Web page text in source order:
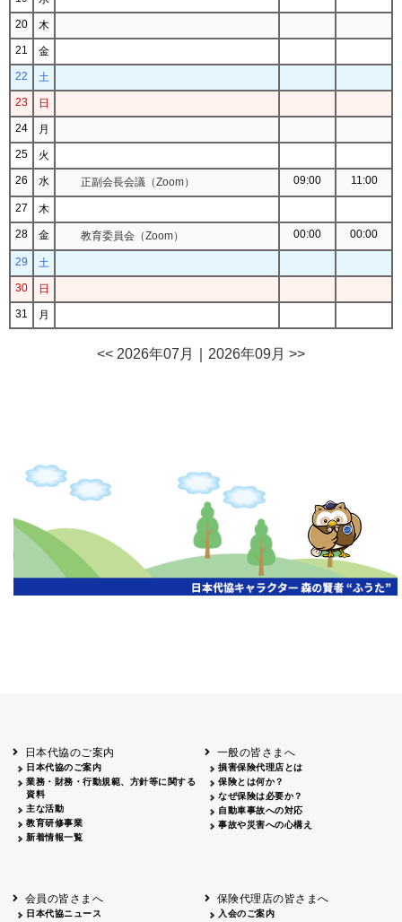
20
木
21
金
22
土
23
日
24
月
25
火
26
水 正副会長会議（Zoom） 09:00 11:00
27
木
28
金 教育委員会（Zoom） 00:00 00:00
29
土
30
日
31
月
<< 2026年07月 2026年09月 >>
日本代協のご案内
日本代協のご案内
業務・財務・行動規範、方針等に関する
資料
主な活動
教育研修事業
新着情報一覧
一般の皆さまへ
損害保険代理店とは
保険とは何か？
なぜ保険は必要か？
自動車事故への対応
事故や災害への心構え
会員の皆さまへ
日本代協ニュース
保険代理店の皆さまへ
入会のご案内